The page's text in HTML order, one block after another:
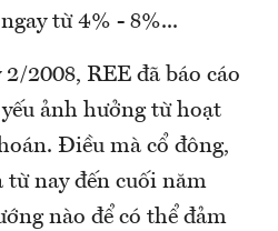
từ 4% - 8%...
2008, REE đã báo cáo
ảnh hưởng từ hoạt
Điều mà cổ đông,
từ nay đến cuối năm
nào để có thể đảm